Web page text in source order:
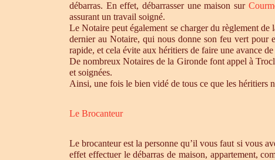
débarras. En effet, débarrasser une maison sur
assurant un travail soigné.
Le Notaire peut également se charger du règlement de
dernier au Notaire, qui nous donne son feu vert pour
rapide, et cela évite aux héritiers de faire une avance
De nombreux Notaires de la Gironde font appel à
et soignées.
Ainsi, une fois le bien vidé de tous ce que les héritiers
Le Brocanteur
Le brocanteur est la personne qu’il vous faut si vous
effet effectuer le débarras de maison, appartement,